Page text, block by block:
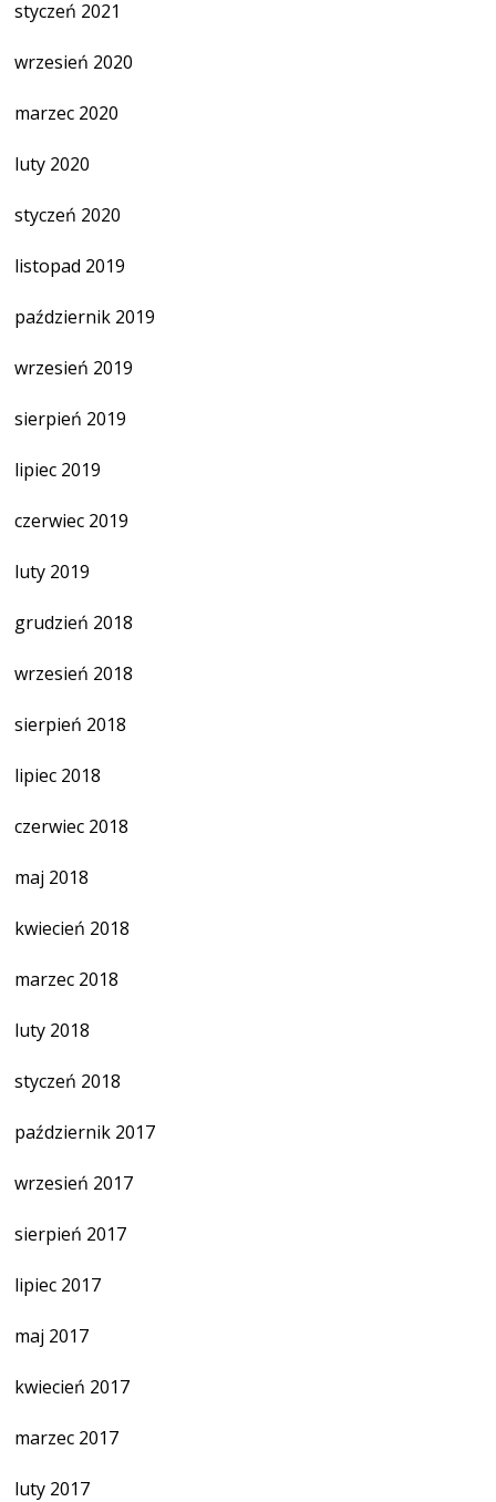
styczeń 2021
wrzesień 2020
marzec 2020
luty 2020
styczeń 2020
listopad 2019
październik 2019
wrzesień 2019
sierpień 2019
lipiec 2019
czerwiec 2019
luty 2019
grudzień 2018
wrzesień 2018
sierpień 2018
lipiec 2018
czerwiec 2018
maj 2018
kwiecień 2018
marzec 2018
luty 2018
styczeń 2018
październik 2017
wrzesień 2017
sierpień 2017
lipiec 2017
maj 2017
kwiecień 2017
marzec 2017
luty 2017